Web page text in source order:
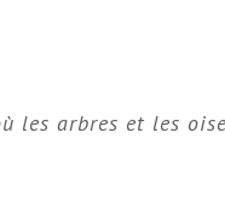
les arbres et les